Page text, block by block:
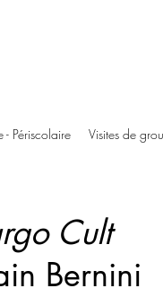
- Périscolaire Visites de
Cult
Bernini